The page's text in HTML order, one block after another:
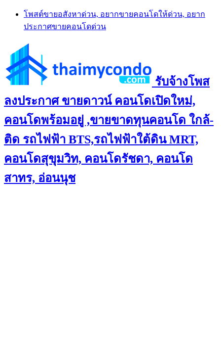
Skip
content
โพสต์ขายอสังหาด่วน, อยากขายคอนโดให้ด่วน, อยาก
ประกาศขายคอนโดด่วน
รับจ้างโพส
ลงประกาศ ขายดาวน์ คอนโดเปิดใหม่,
คอนโดพร้อมอยู่ ,ขายขาดทุนคอนโด ใกล้-
ติด รถไฟฟ้า BTS,รถไฟฟ้าใต้ดิน MRT,
คอนโดสุขุมวิท, คอนโดรัชดา, คอนโด
สาทร, อ่อนนุช